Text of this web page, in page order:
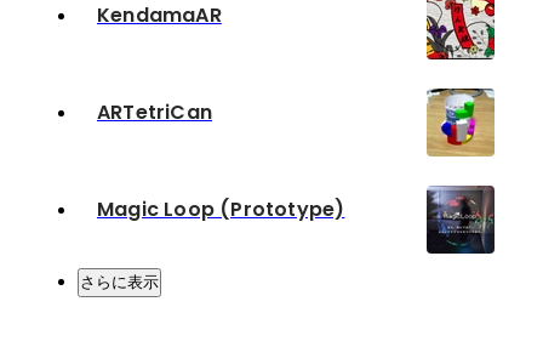
KendamaAR
ARTetriCan
Magic Loop (Prototype)
さらに表示